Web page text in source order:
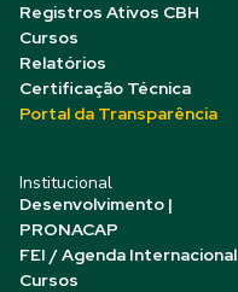
Registros Ativos CBH
Cursos
Relatórios
Certificação Técnica
Portal da Transparência
Institucional
Desenvolvimento |
PRONACAP
FEI / Agenda Internacional
Cursos